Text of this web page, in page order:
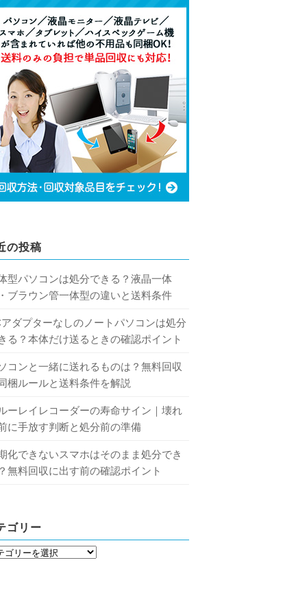
の投稿
型パソコンは処分できる？液晶一体
ブラウン管一体型の違いと送料条件
ダプターなしのノートパソコンは処分
る？本体だけ送るときの確認ポイント
コンと一緒に送れるものは？無料回収
梱ルールと送料条件を解説
ーレイレコーダーの寿命サイン｜壊れ
に手放す判断と処分前の準備
化できないスマホはそのまま処分でき
無料回収に出す前の確認ポイント
ゴリー